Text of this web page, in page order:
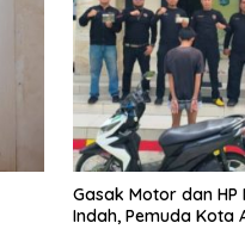
Gasak Motor dan HP
Indah, Pemuda Kota